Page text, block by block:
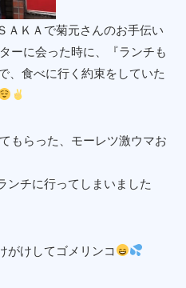
ＡＫＡで菊元さんのお手伝い
ーに会った時に、『ランチも
、食べに行く約束をしていた
もらった、モーレツ激ウマお
ンチに行ってしまいました
がけしてゴメリンコ